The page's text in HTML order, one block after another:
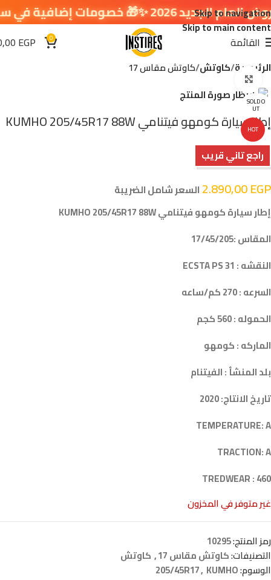
Skip to navigation
Skip to main content
القائمة 0
EGP
الرئيسية كاوتش كاوتش مقاس 17
SOLD O
UT
HOT
إطار سيارة كومهو فيتنامي KUMHO 205/45R17 88W
راجع تاني قريب
2.890,00EGP
السعر شامل الضريبة
إطار سيارة كومهو فيتنامي KUMHO 205/45R17 88W
المقاس :17/45/205
النقشه : ECSTA PS 31
السرعه : 270 كم/ساعه
الحموله : 560 كجم
الماركه : كومهو
بلد المنشأ : الفيتنام
تاريخ الانتاج: 2020
TEMPERATURE: A
TRACTION: A
TREDWEAR : 460
غير متوفر في المخزون
رمز المنتج:10295
التصنيفات:كاوتش مقاس 17 , كاوتش
الوسوم:
205/45R17, KUMHO
خصومات إضافية في سلة التسوق 🔥